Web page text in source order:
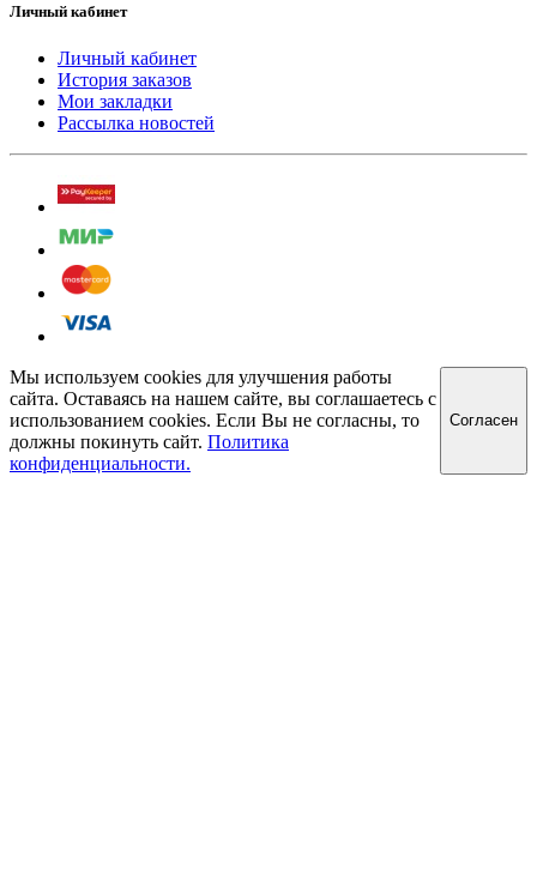
Личный кабинет
Личный кабинет
История заказов
Мои закладки
Рассылка новостей
Мы используем cookies для улучшения работы
сайта. Оставаясь на нашем сайте, вы соглашаетесь с
использованием cookies. Если Вы не согласны, то
должны покинуть сайт. Политика
конфиденциальности.
Cогласен